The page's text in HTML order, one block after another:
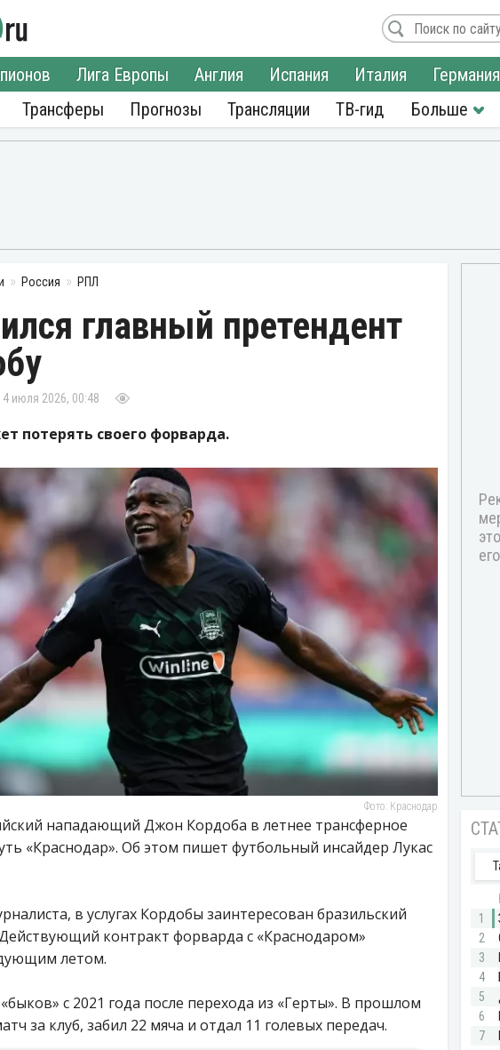
Лига Европы Англия Испания Италия Германия
Трансферы Прогнозы Трансляции ТВ-гид
Россия РПЛ
главный претендент
4 июля 2026, 00:48
потерять своего форварда.
Фото: Краснодар
нападающий Джон Кордоба в летнее трансферное
«Краснодар». Об этом пишет футбольный инсайдер Лукас
в услугах Кордобы заинтересован бразильский
контракт форварда с «Краснодаром»
летом.
с 2021 года после перехода из «Герты». В прошлом
за клуб, забил 22 мяча и отдал 11 голевых передач.